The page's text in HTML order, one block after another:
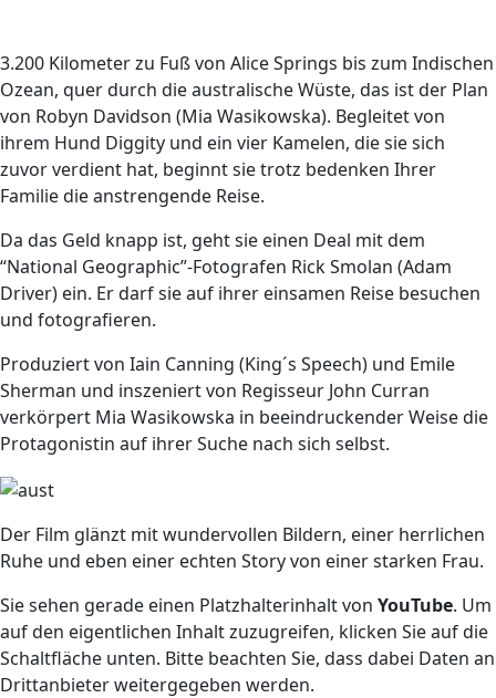
3.200 Kilometer zu Fuß von Alice Springs bis zum Indischen
Ozean, quer durch die australische Wüste, das ist der Plan
von Robyn Davidson (Mia Wasikowska). Begleitet von
ihrem Hund Diggity und ein vier Kamelen, die sie sich
zuvor verdient hat, beginnt sie trotz bedenken Ihrer
Familie die anstrengende Reise.
Da das Geld knapp ist, geht sie einen Deal mit dem
“National Geographic”-Fotografen Rick Smolan (Adam
Driver) ein. Er darf sie auf ihrer einsamen Reise besuchen
und fotografieren.
Produziert von Iain Canning (King´s Speech) und Emile
Sherman und inszeniert von Regisseur John Curran
verkörpert Mia Wasikowska in beeindruckender Weise die
Protagonistin auf ihrer Suche nach sich selbst.
Der Film glänzt mit wundervollen Bildern, einer herrlichen
Ruhe und eben einer echten Story von einer starken Frau.
Sie sehen gerade einen Platzhalterinhalt von YouTube. Um
auf den eigentlichen Inhalt zuzugreifen, klicken Sie auf die
Schaltfläche unten. Bitte beachten Sie, dass dabei Daten an
Drittanbieter weitergegeben werden.